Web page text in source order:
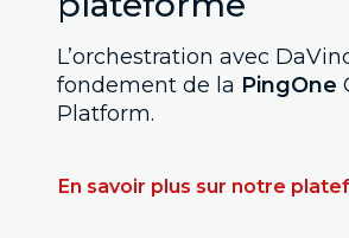
L’orchestration avec
fondement de la PingOne
Platform.
En savoir plus sur notre